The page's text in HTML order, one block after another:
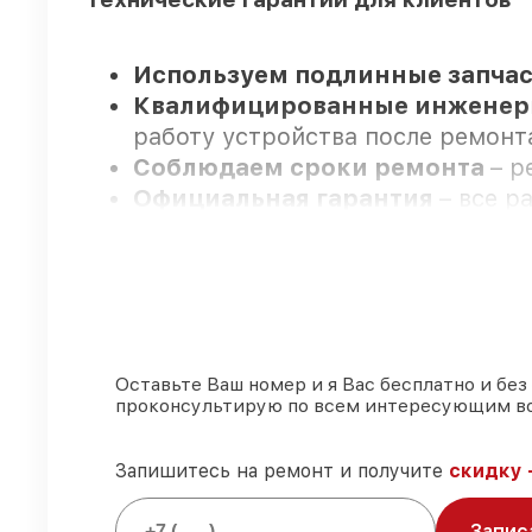
Используем подлинные
Квалифицированные
работу устройства после
Соблюдаем сроки ремонта –
Официальная гарантия
– все
ремонтов выполняем в
90%деталей Legat имеются на
Оригинальные
ремонтов исполняются за
Оставьте Ваш номер и я Вас бесплатно и без
проконсультирую по всем интересующим
Запишитесь на ремонт и получите скидку